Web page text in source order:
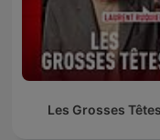
Les Grosses Têtes